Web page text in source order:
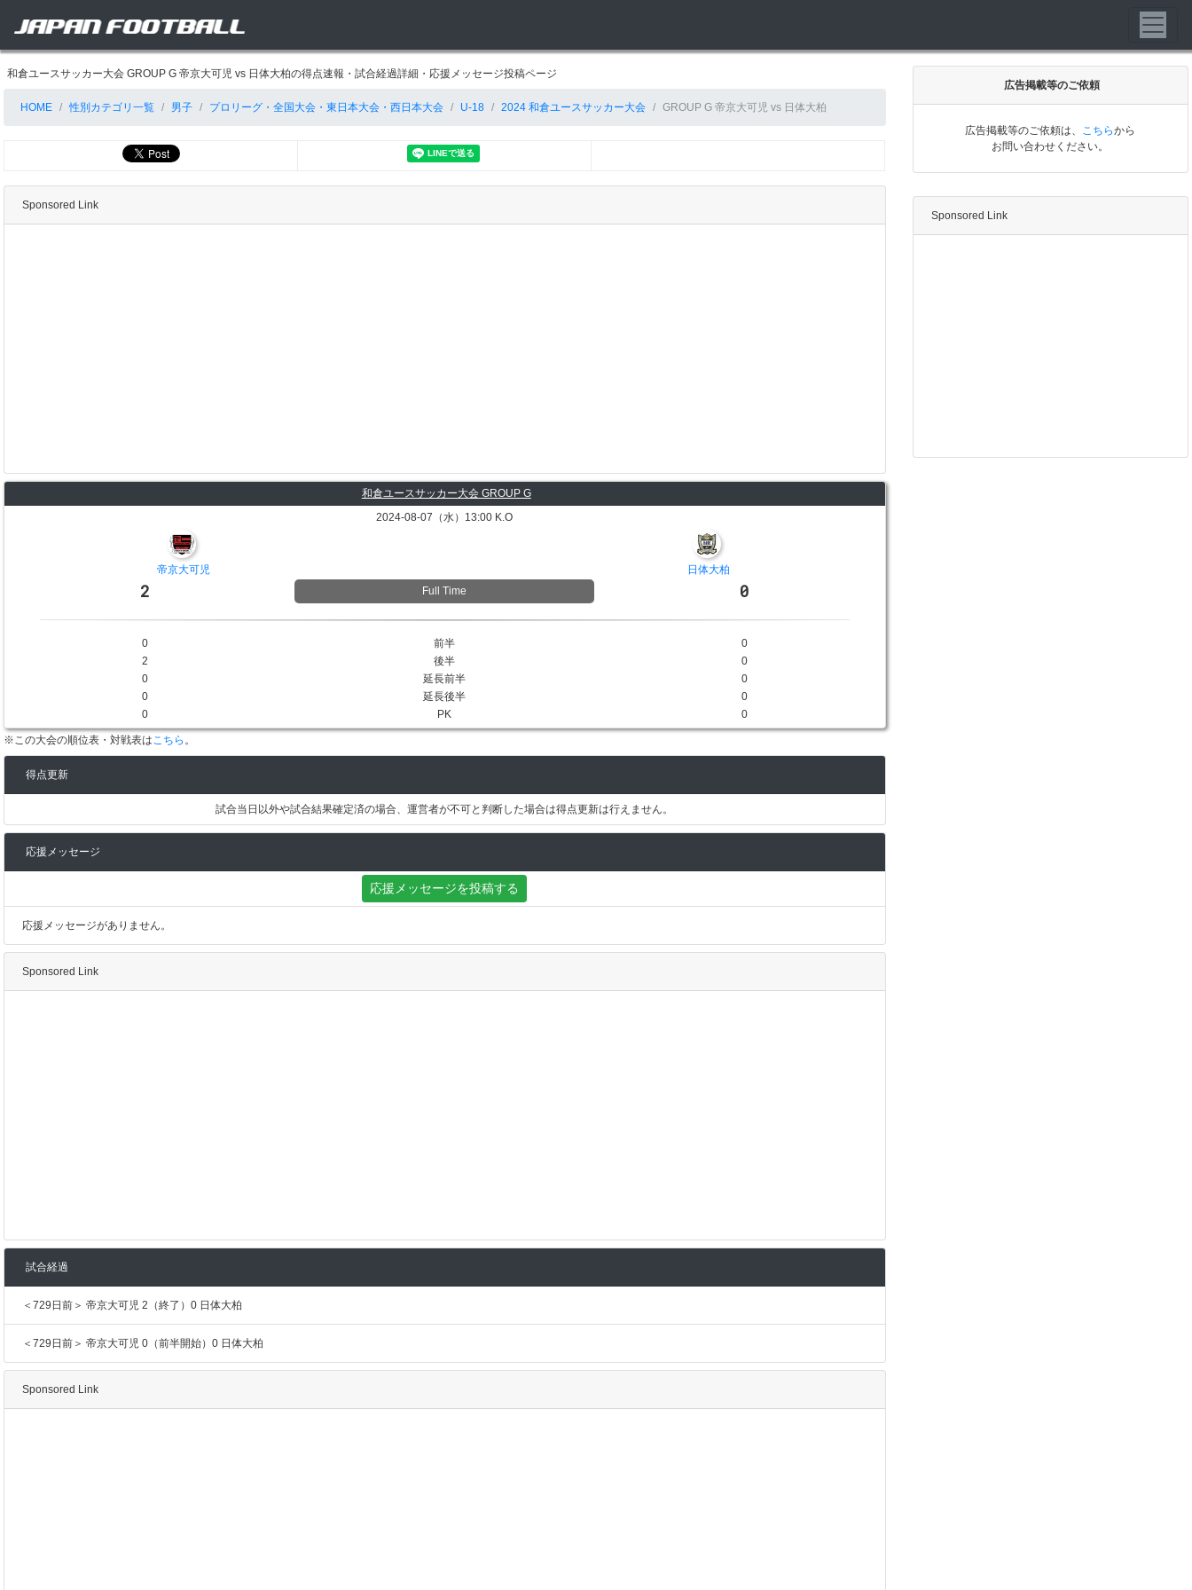
和倉ユースサッカー大会 GROUP G 帝京大可児 vs 日体大柏の得点速報・試合経過詳細・応援メッセージ投稿ページ
HOME 性別カテゴリ一覧 男子 プロリーグ・全国大会・東日本大会・西日本大会 U-18 2024 和倉ユースサッカー大会 GROUP G 帝京大可児 vs 日体大柏
Sponsored Link
和倉ユースサッカー大会 GROUP G
2024-08-07（水）13:00 K.O
帝京大可児 日体大柏
2 Full Time 0
0 前半
0
2
後半
0
0
延長前半
0
0
延長後半
0
0
PK 0
※この大会の順位表・対戦表はこちら 。
得点更新
試合当日以外や試合結果確定済の場合、運営者が不可と判断した場合は得点更新は行えません。
応援メッセージ
応援メッセージを投稿する
応援メッセージがありません。
Sponsored Link
試合経過
＜729日前＞ 帝京大可児 2（終了）0 日体大柏
＜729日前＞ 帝京大可児 0（前半開始）0 日体大柏
Sponsored Link
広告掲載等のご依頼
広告掲載等のご依頼は、 こちらから
お問い合わせください。
Sponsored Link